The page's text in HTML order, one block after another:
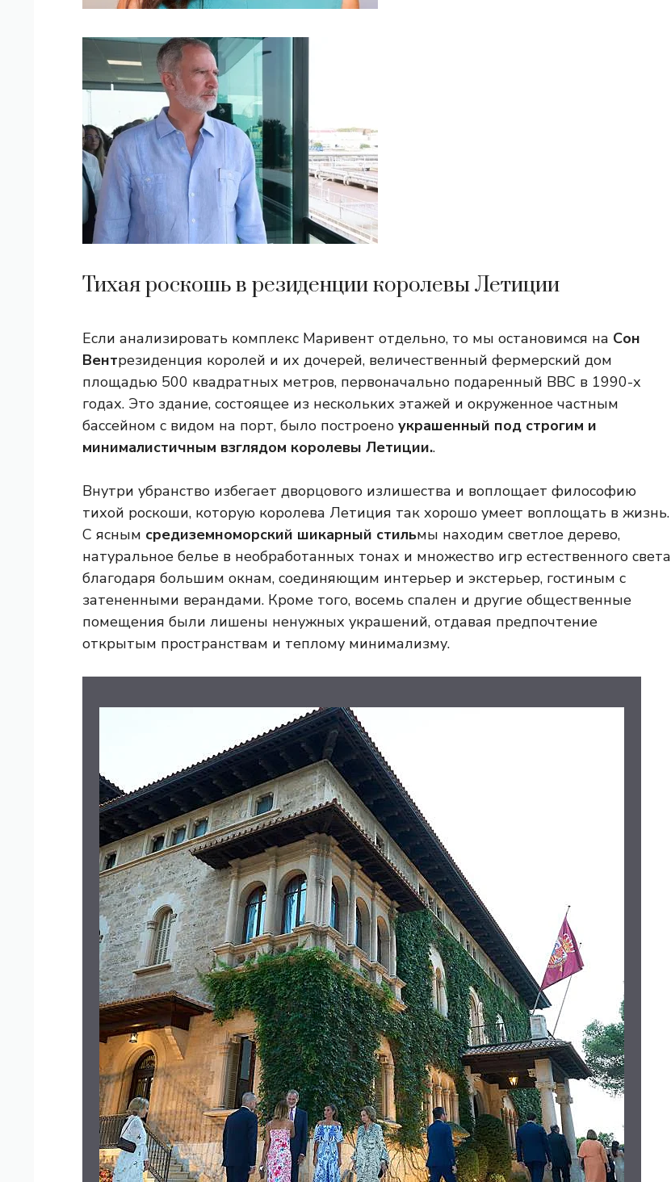
Тихая роскошь в резиденции королевы Летиции
Если анализировать комплекс Маривент отдельно, то мы остановимся на Сон
Вентрезиденция королей и их дочерей, величественный фермерский дом
площадью 500 квадратных метров, первоначально подаренный ВВС в 1990-х
годах. Это здание, состоящее из нескольких этажей и окруженное частным
бассейном с видом на порт, было построено украшенный под строгим и
минималистичным взглядом королевы Летиции..
Внутри убранство избегает дворцового излишества и воплощает философию
тихой роскоши, которую королева Летиция так хорошо умеет воплощать в жизнь.
С ясным средиземноморский шикарный стильмы находим светлое дерево,
натуральное белье в необработанных тонах и множество игр естественного света
благодаря большим окнам, соединяющим интерьер и экстерьер, гостиным с
затененными верандами. Кроме того, восемь спален и другие общественные
помещения были лишены ненужных украшений, отдавая предпочтение
открытым пространствам и теплому минимализму.